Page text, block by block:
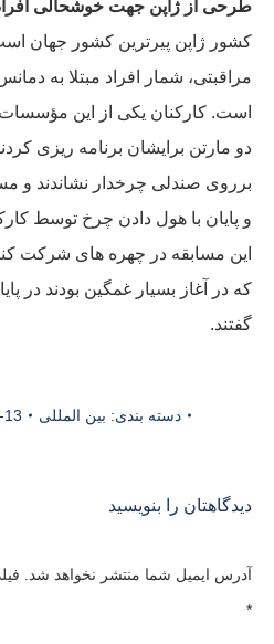
طرحی از ژاپن جهت خوشحالی افراد
کشور ژاپن پیرترین کشور جهان
مراقبتی، شمار افراد مبتلا به
است. کارکنان یکی از این
دو مارتن برایشان برنامه ریزی
برروی صندلی چرخدار نشاندند و
و پایان با هول دادن چرخ توسط
این مسابقه در چهره های شرکت
که در آغاز بسیار غمگین بودند در
گفتند.
دسته بندی: بین المللی 13
دیدگاهتان را بنویسید
آدرس ایمیل شما منتشر نخواهد شد.
*